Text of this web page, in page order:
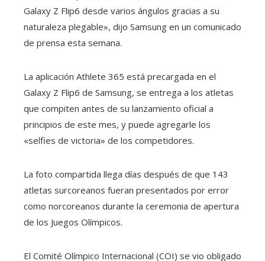
Galaxy Z Flip6 desde varios ángulos gracias a su
naturaleza plegable», dijo Samsung en un comunicado
de prensa esta semana.
La aplicación Athlete 365 está precargada en el
Galaxy Z Flip6 de Samsung, se entrega a los atletas
que compiten antes de su lanzamiento oficial a
principios de este mes, y puede agregarle los
«selfies de victoria» de los competidores.
La foto compartida llega días después de que 143
atletas surcoreanos fueran presentados por error
como norcoreanos durante la ceremonia de apertura
de los Juegos Olímpicos.
El Comité Olímpico Internacional (COI) se vio obligado